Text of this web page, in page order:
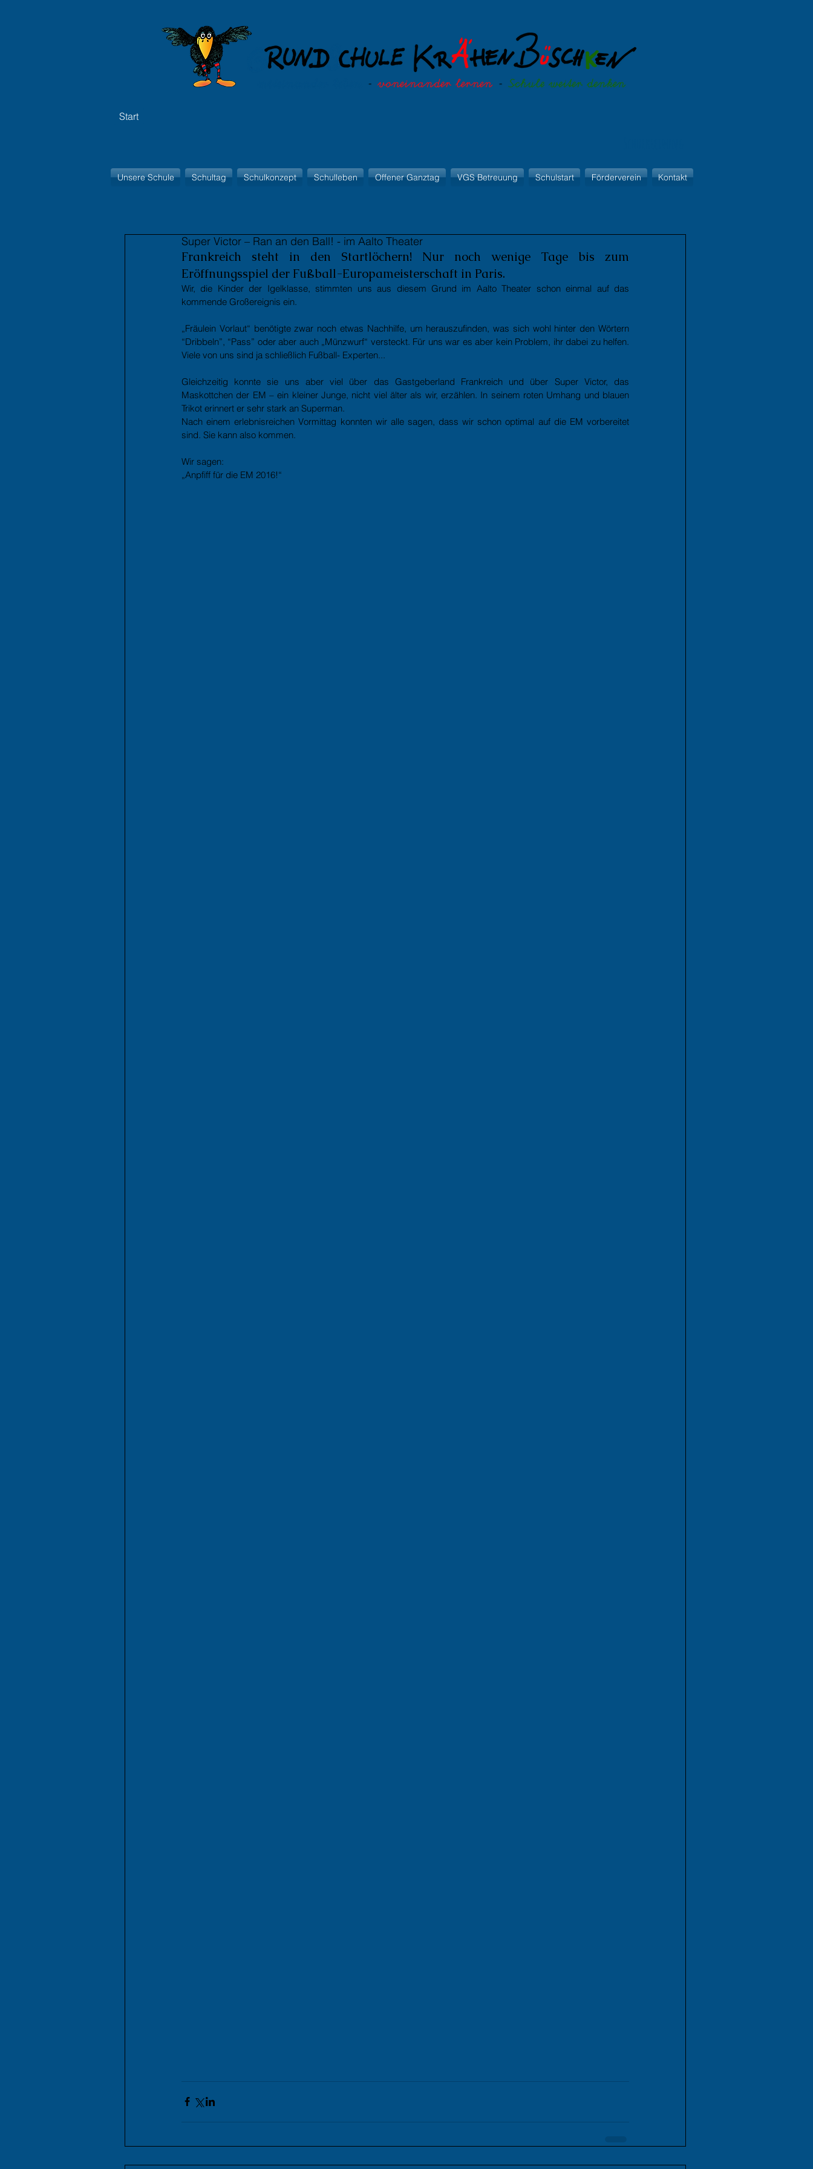
Start
Unsere Schule Schultag Schulkonzept Schulleben Offener Ganztag VGS Betreuung Schulstart Förderverein Kontakt
Super Victor – Ran an den Ball! - im Aalto Theater
Frankreich steht in den Startlöchern! Nur noch wenige Tage bis zum
Eröffnungsspiel der Fußball-Europameisterschaft in Paris.
Wir, die Kinder der Igelklasse, stimmten uns aus diesem Grund im Aalto Theater schon einmal auf das
kommende Großereignis ein.
„Fräulein Vorlaut“ benötigte zwar noch etwas Nachhilfe, um herauszufinden, was sich wohl hinter den Wörtern
“Dribbeln”, “Pass” oder aber auch „Münzwurf“ versteckt. Für uns war es aber kein Problem, ihr dabei zu helfen.
Viele von uns sind ja schließlich Fußball- Experten...
Gleichzeitig konnte sie uns aber viel über das Gastgeberland Frankreich und über Super Victor, das
Maskottchen der EM – ein kleiner Junge, nicht viel älter als wir, erzählen. In seinem roten Umhang und blauen
Trikot erinnert er sehr stark an Superman.
Nach einem erlebnisreichen Vormittag konnten wir alle sagen, dass wir schon optimal auf die EM vorbereitet
sind. Sie kann also kommen.
Wir sagen:
„Anpfiff für die EM 2016!“